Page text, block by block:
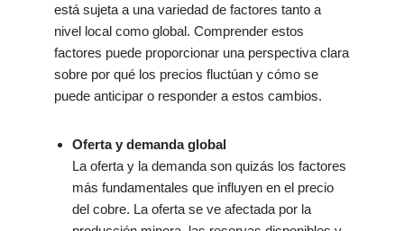
está sujeta a una variedad de factores tanto a
nivel local como global. Comprender estos
factores puede proporcionar una perspectiva clara
sobre por qué los precios fluctúan y cómo se
puede anticipar o responder a estos cambios.
Oferta y demanda global
La oferta y la demanda son quizás los factores
más fundamentales que influyen en el precio
del cobre. La oferta se ve afectada por la